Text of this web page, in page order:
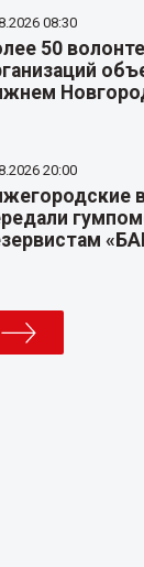
08:30
50
20:00